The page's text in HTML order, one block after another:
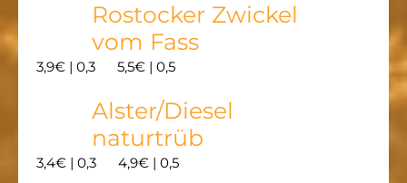
Rostocker Zwickel
vom Fass
3,9€ | 0,3 5,5€ | 0,5
Alster/Diesel
naturtrüb
3,4€ | 0,3 4,9€ | 0,5